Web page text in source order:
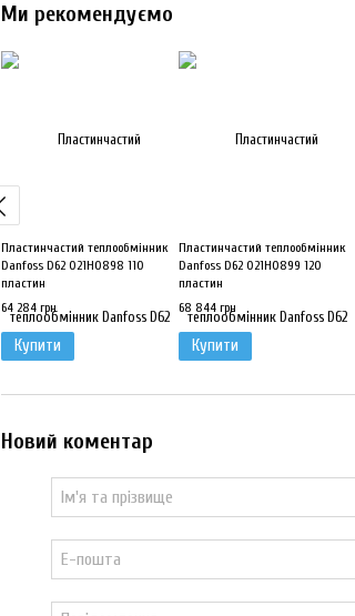
Ми рекомендуємо
Пластинчастий теплообмінник
Danfoss D62 021H0898 110
пластин
64 284 грн
Купити
Пластинчастий теплообмінник
Danfoss D62 021H0899 120
пластин
68 844 грн
Купити
Новий коментар